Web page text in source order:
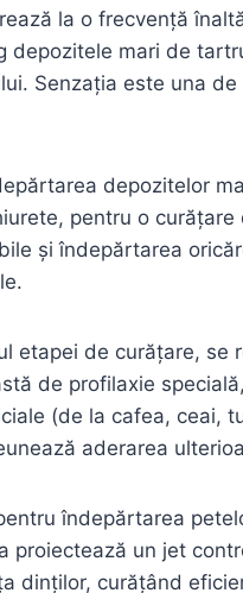
la o frecvență
depozitele mari de
Senzația este una
depozitelor
pentru o
și îndepărtarea
etapei de curățare, se
de profilaxie
(de la cafea, ceai,
aderarea
îndepărtarea
proiectează un jet
dinților, curățând